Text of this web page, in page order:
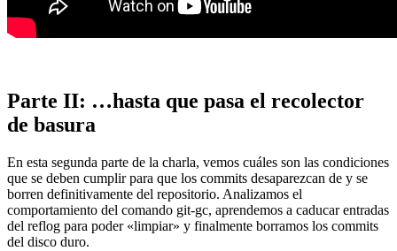
Parte II: …hasta que pasa el recolector
de basura
En esta segunda parte de la charla, vemos cuáles son las condiciones
que se deben cumplir para que los commits desaparezcan de y se
borren definitivamente del repositorio. Analizamos el
comportamiento del comando git-gc, aprendemos a caducar entradas
del reflog para poder «limpiar» y finalmente borramos los commits
del disco duro.